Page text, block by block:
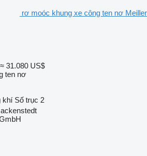
rơ moóc khung xe công ten nơ Meiller
≈ 31.080 US$
ten nơ
khí Số trục 2